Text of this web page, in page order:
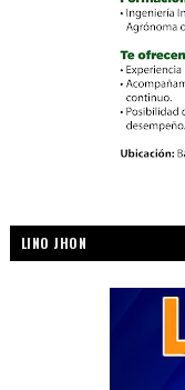
LINO JHON